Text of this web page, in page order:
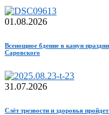
01.08.2026
Всенощное бдение в канун
Саровского
31.07.2026
Слёт трезвости и здоровья